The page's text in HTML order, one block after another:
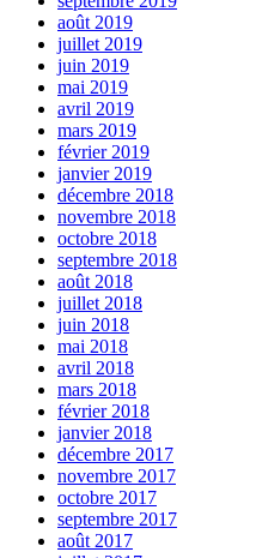
août 2019
juillet 2019
juin 2019
mai 2019
avril 2019
mars 2019
février 2019
janvier 2019
décembre 2018
novembre 2018
octobre 2018
septembre 2018
août 2018
juillet 2018
juin 2018
mai 2018
avril 2018
mars 2018
février 2018
janvier 2018
décembre 2017
novembre 2017
octobre 2017
septembre 2017
août 2017